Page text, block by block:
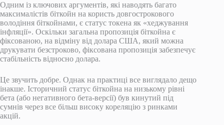
Одним із ключових аргументів, які наводять багато
максималістів біткойн на користь довгострокового
володіння біткойнами, є статус токена як «хеджування
інфляції». Оскільки загальна пропозиція біткойна є
фіксованою, на відміну від долара США, який можна
друкувати безстроково, фіксована пропозиція забезпечує
стабільність відносно долара.
Це звучить добре. Однак на практиці все виглядало дещо
інакше. Історичний статус біткойна на низькому рівні
бета (або негативного бета-версії) був кинутий під
сумнів через все більш високу кореляцію з ринками
акцій.